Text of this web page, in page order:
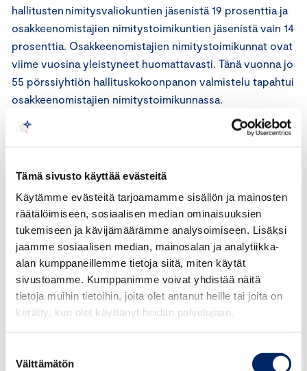
Tämä sivusto käyttää evästeitä
Käytämme evästeitä tarjoamamme sisällön ja mainosten
räätälöimiseen, sosiaalisen median ominaisuuksien
tukemiseen ja kävijämäärämme analysoimiseen. Lisäksi
jaamme sosiaalisen median, mainosalan ja analytiikka-
alan kumppaneillemme tietoja siitä, miten käytät
sivustoamme. Kumppanimme voivat yhdistää näitä
tietoja muihin tietoihin, joita olet antanut heille tai joita on
kerätty, kun olet käyttänyt heidän palvelujaan.
valinta
Välttämätön
hallitusten nimitysvaliokuntien jäsenistä 19 prosenttia ja
osakkeenomistajien nimitystoimikuntien jäsenistä vain 14
prosenttia. Osakkeenomistajien nimitystoimikunnat ovat
viime vuosina yleistyneet huomattavasti. Tänä vuonna jo
55 pörssiyhtiön hallituskokoonpanon valmistelu tapahtui
osakkeenomistajien nimitystoimikunnassa.
Kajalan mukaan naisten vähäinen osuus
osakkeenomistajien nimitystoimikunnissa selittyy osin
sillä, että pörssiyhtiöiden suurimmat henkilöomistajat
puolestaan nimeävät erityisesti suurimpien
pörssiyhtiöiden nimitystoimikuntiin edustajakseen
toimitusjohtajansa, joka on usein mies.
”On kuitenkin silmiinpistävää, että naisten osuus
hallituskokoonpanoa koskevaa ehdotusta
valmistelevassa toimielimessä on alhainen riippumatta
siitä, valmistellaanko nimitysehdotus hallituksen
nimitystoimikunnassa”, Kajala sanoo.